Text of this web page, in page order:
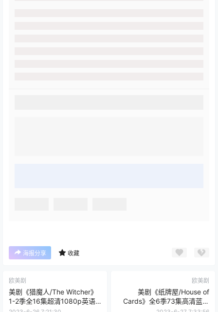
海报分享 收藏
欧美剧
美剧《猎魔人/The Witcher》
1-2季全16集超清1080p英语
中文字幕
欧美剧
美剧《纸牌屋/House of
Cards》全6季73集高清蓝光
4k英语中文字幕